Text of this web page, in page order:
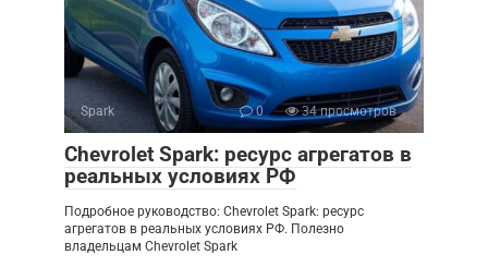
Spark 0 34 просмотров
Chevrolet Spark: ресурс агрегатов в
реальных условиях РФ
Подробное руководство: Chevrolet Spark: ресурс
агрегатов в реальных условиях РФ. Полезно
владельцам Chevrolet Spark